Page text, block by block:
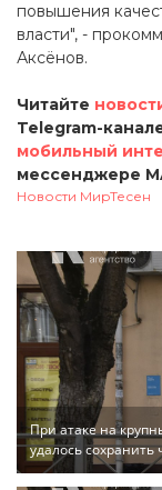
повышения
власти", -
Аксёнов.
Читайте
Telegram-
мобильный
мессенджере
Новости МирТесен
При атаке на
удалось сохранить